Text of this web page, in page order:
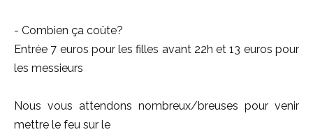
- Combien ça coûte?
Entrée 7 euros pour les filles avant 22h et 13 euros pour
les messieurs
Nous vous attendons nombreux/breuses pour venir
mettre le feu sur le